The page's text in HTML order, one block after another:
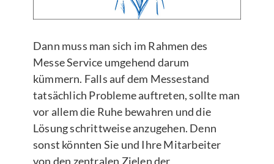
Dann muss man sich im Rahmen des
Messe Service umgehend darum
kümmern. Falls auf dem Messestand
tatsächlich Probleme auftreten, sollte man
vor allem die Ruhe bewahren und die
Lösung schrittweise anzugehen. Denn
sonst könnten Sie und Ihre Mitarbeiter
von den zentralen Zielen der